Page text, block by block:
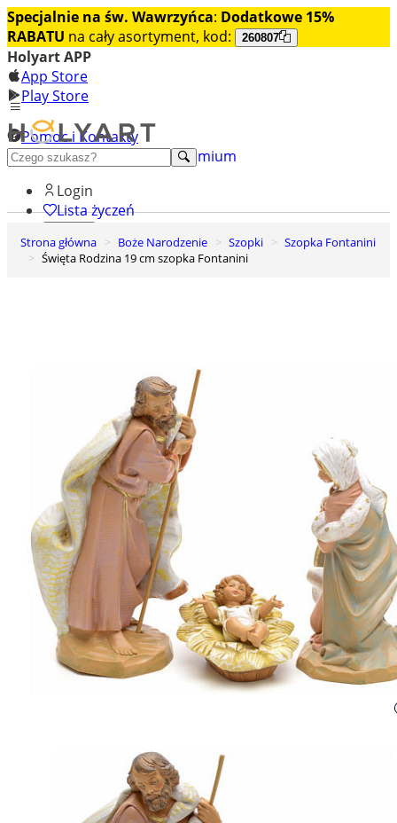
Specjalnie na św. Wawrzyńca: Dodatkowe 15%
RABATU na cały asortyment, kod: 260807
Holyart APP
App Store
Play Store
Pomoc i Kontakty
+48 222 922 860
Odkryj premium
Login
Lista życzeń
0
Koszyk
Strona główna Boże Narodzenie Szopki
Szopka Fontanini
Święta Rodzina 19 cm szopka Fontanini